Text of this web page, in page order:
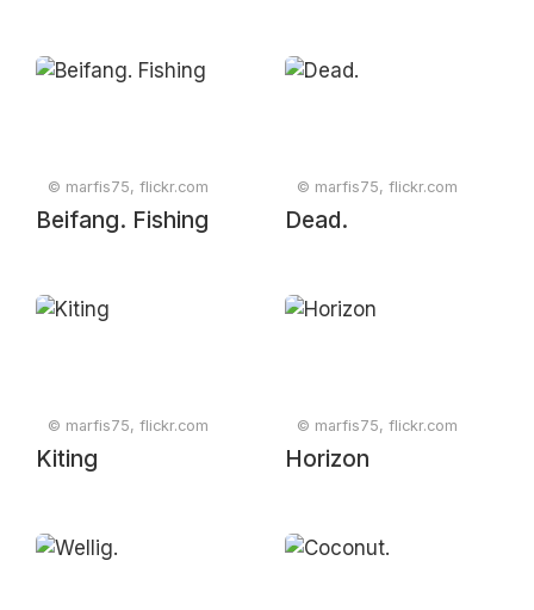
© marfis75, flickr.com
Beifang. Fishing
© marfis75, flickr.com
Dead.
© marfis75, flickr.com
Kiting
© marfis75, flickr.com
Horizon